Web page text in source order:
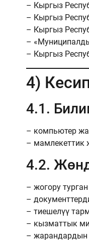
– Кыргыз
– Кыргыз
– Кыргыз
–
– Кыргыз
4)
4.1.
– компьютер
– мамлекеттик
4.2.
– жогору
–
– тиешелүү
– кызматтык
– жарандардын